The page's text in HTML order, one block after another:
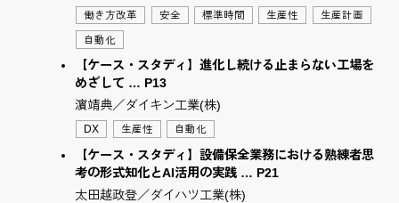
働き方改革 安全 標準時間 生産性 生産計画
自動化
【ケース・スタディ】進化し続ける止まらない工場を
めざして … P13
濵靖典／ダイキン工業(株)
DX 生産性 自動化
【ケース・スタディ】設備保全業務における熟練者思
考の形式知化とAI活用の実践 … P21
太田越政登／ダイハツ工業(株)